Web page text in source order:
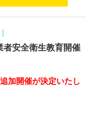
]
者安全衛生教育開催
加開催が決定いたし